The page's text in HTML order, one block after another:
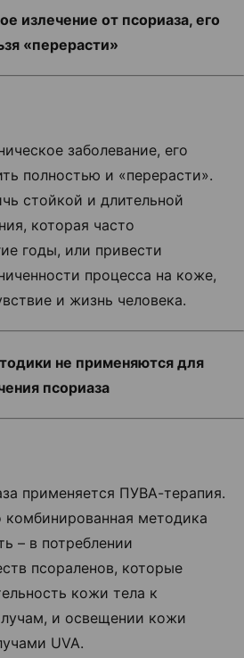
излечение от псориаза, его
«перерасти»
заболевание, его
полностью и «перерасти».
стойкой и длительной
которая часто
годы, или привести
процесса на коже,
и жизнь человека.
не применяются для
псориаза
применяется ПУВА-терапия.
методика
– в потреблении
псораленов, которые
кожи тела к
и освещении кожи
UVA.